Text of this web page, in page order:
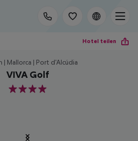
Hotel teilen
| Mallorca | Port d'Alcúdia
VIVA Golf
4